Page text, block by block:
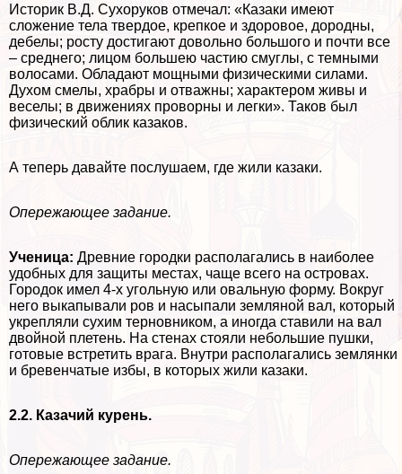
Историк В.Д. Сухоруков отмечал: «Казаки имеют
сложение тела твердое, крепкое и здоровое, дородны,
дебелы; росту достигают довольно большого и почти все
– среднего; лицом большею частию смуглы, с темными
волосами. Обладают мощными физическими силами.
Духом смелы, храбры и отважны; хаpaктером живы и
веселы; в движениях проворны и легки». Таков был
физический облик казаков.
А теперь давайте послушаем, где жили казаки.
Опережающее задание.
Ученица: Древние городки располагались в наиболее
удобных для защиты местах, чаще всего на островах.
Городок имел 4-х угольную или овальную форму. Вокруг
него выкапывали ров и насыпали земляной вал, который
укрепляли сухим терновником, а иногда ставили на вал
двойной плетень. На стенах стояли небольшие пушки,
готовые встретить врага. Внутри располагались землянки
и бревенчатые избы, в которых жили казаки.
2.2. Казачий курень.
Опережающее задание.